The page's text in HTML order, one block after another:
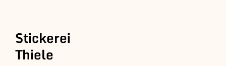
Stickerei
Thiele